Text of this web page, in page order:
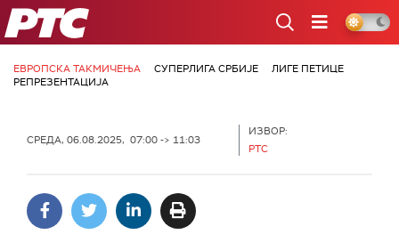
РТС
ЕВРОПСКА ТАКМИЧЕЊА СУПЕРЛИГА СРБИЈЕ
ЛИГЕ ПЕТИЦЕ
РЕПРЕЗЕНТАЦИЈА
СРЕДА, 06.08.2025, 07:00 -> 11:03
ИЗВОР:
РТС